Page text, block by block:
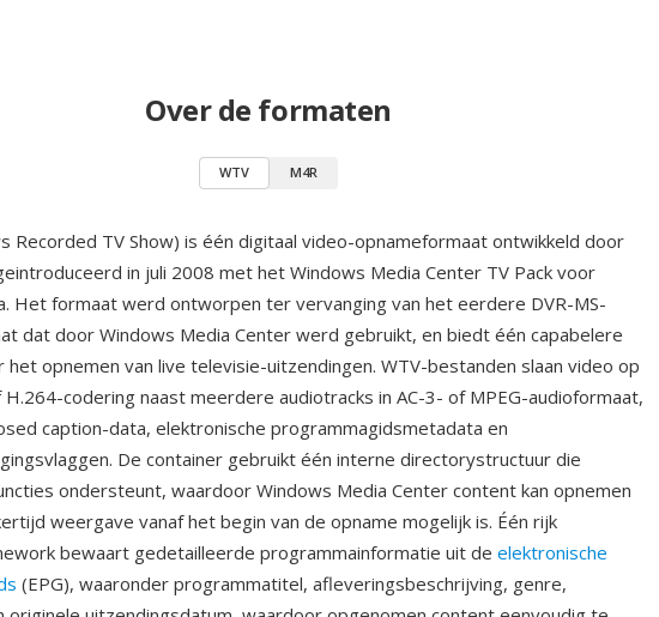
Over de formaten
WTV M4R
Recorded TV Show) is één digitaal video-opnameformaat ontwikkeld door
in juli 2008 met het Windows Media Center TV Pack voor
Het formaat werd ontworpen ter vervanging van het eerdere DVR-MS-
dat door Windows Media Center werd gebruikt, en biedt één capabelere
het opnemen van live televisie-uitzendingen. WTV-bestanden slaan video op
H.264-codering naast meerdere audiotracks in AC-3- of MPEG-audioformaat,
caption-data, elektronische programmagidsmetadata en
De container gebruikt één interne directorystructuur die
ondersteunt, waardoor Windows Media Center content kan opnemen
weergave vanaf het begin van de opname mogelijk is. Één rijk
bewaart gedetailleerde programmainformatie uit de elektronische
(EPG), waaronder programmatitel, afleveringsbeschrijving, genre,